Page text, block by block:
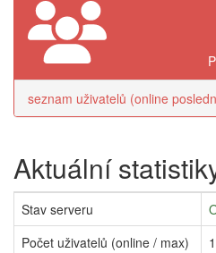
seznam uživatelů (online
Aktuální
Stav serveru
Počet uživatelů (online / max)